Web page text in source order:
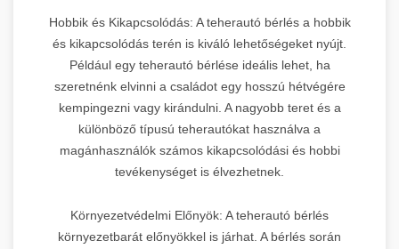
Hobbik és Kikapcsolódás: A teherautó bérlés a hobbik
és kikapcsolódás terén is kiváló lehetőségeket nyújt.
Például egy teherautó bérlése ideális lehet, ha
szeretnénk elvinni a családot egy hosszú hétvégére
kempingezni vagy kirándulni. A nagyobb teret és a
különböző típusú teherautókat használva a
magánhasználók számos kikapcsolódási és hobbi
tevékenységet is élvezhetnek.
Környezetvédelmi Előnyök: A teherautó bérlés
környezetbarát előnyökkel is járhat. A bérlés során